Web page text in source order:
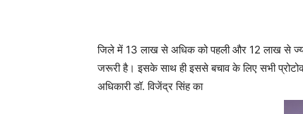
जिले में 13 लाख से अधिक को पहली और 12 लाख से
जरूरी है। इसके साथ ही इससे बचाव के लिए सभी
अधिकारी डॉ. विजेंद्र सिंह का